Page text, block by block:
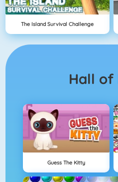
The Island Survival Challenge
Hall of
Guess The Kitty